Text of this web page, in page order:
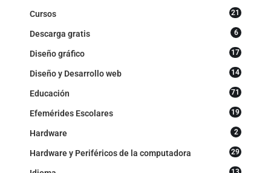
Cursos 21
Descarga gratis 6
Diseño gráfico 17
Diseño y Desarrollo web 14
Educación 71
Efemérides Escolares 19
Hardware 2
Hardware y Periféricos de la computadora 29